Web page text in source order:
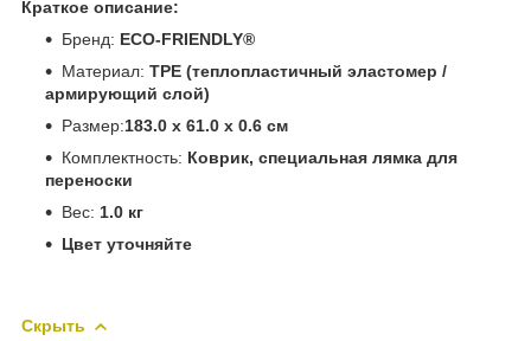
Краткое описание:
Бренд: ECO-FRIENDLY®
Материал: TPE (теплопластичный эластомер /
армирующий слой)
Размер:183.0 х 61.0 х 0.6 см
Комплектность: Коврик, специальная лямка для
переноски
Вес: 1.0 кг
Цвет уточняйте
Скрыть